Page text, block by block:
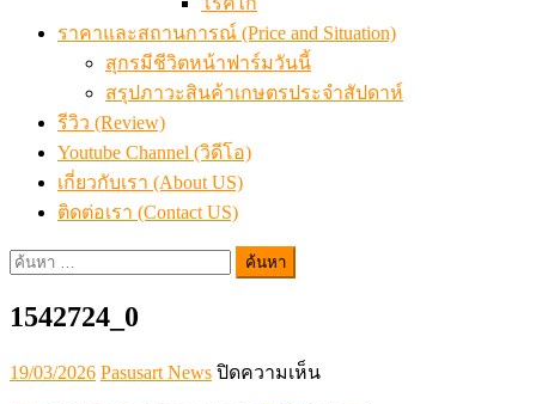
ราคาและสถานการณ์ (Price and Situation)
สุกรมีชีวิตหน้าฟาร์มวันนี้
สรุปภาวะสินค้าเกษตรประจำสัปดาห์
รีวิว (Review)
Youtube Channel (วิดีโอ)
เกี่ยวกับเรา (About US)
ติดต่อเรา (Contact US)
ค้นหา
1542724_0
Posted
on
19/03/2026 Author
Pasusart News ปิดความเห็นบน